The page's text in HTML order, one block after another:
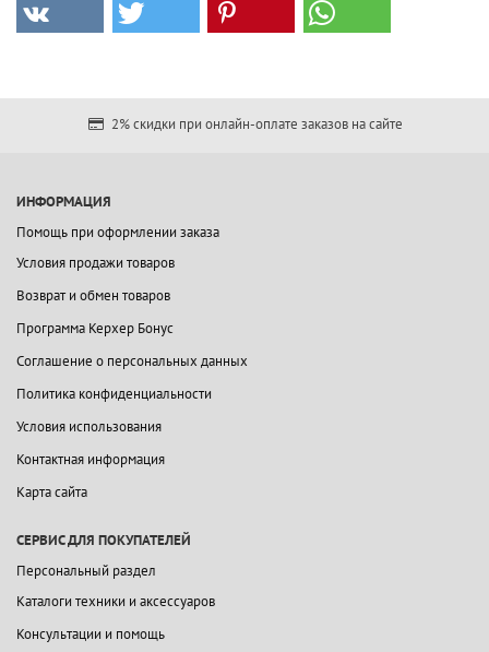
2% скидки при онлайн-оплате заказов на сайте
ИНФОРМАЦИЯ
Помощь при оформлении заказа
Условия продажи товаров
Возврат и обмен товаров
Программа Керхер Бонус
Соглашение о персональных данных
Политика конфиденциальности
Условия использования
Контактная информация
Карта сайта
СЕРВИС ДЛЯ ПОКУПАТЕЛЕЙ
Персональный раздел
Каталоги техники и аксессуаров
Консультации и помощь